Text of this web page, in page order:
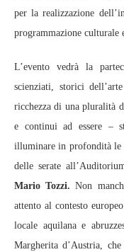
per la realizzazione
programmazione culturale
L’evento vedrà la
scienziati, storici
ricchezza di una pluralità
e continui ad essere –
illuminare in profondità le
delle serate
Mario Tozzi. Non
attento al contesto
locale aquilana e
Margherita d’Austria,